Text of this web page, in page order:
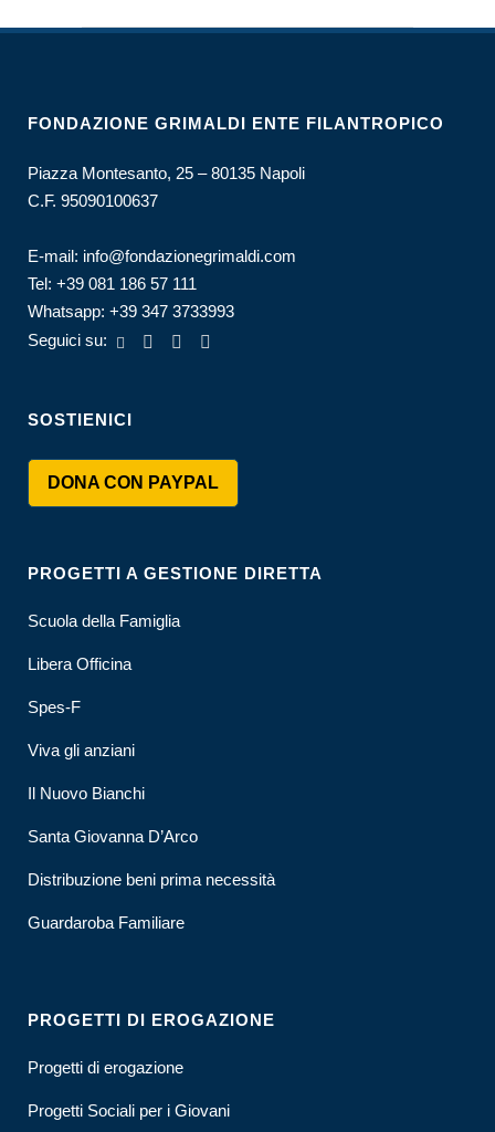
FONDAZIONE GRIMALDI ENTE FILANTROPICO
Piazza Montesanto, 25 – 80135 Napoli
C.F. 95090100637
E-mail: info@fondazionegrimaldi.com
Tel: +39 081 186 57 111
Whatsapp: +39 347 3733993
Seguici su:
SOSTIENICI
DONA CON PAYPAL
PROGETTI A GESTIONE DIRETTA
Scuola della Famiglia
Libera Officina
Spes-F
Viva gli anziani
Il Nuovo Bianchi
Santa Giovanna D’Arco
Distribuzione beni prima necessità
Guardaroba Familiare
PROGETTI DI EROGAZIONE
Progetti di erogazione
Progetti Sociali per i Giovani